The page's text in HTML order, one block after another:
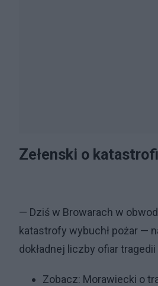
Zełenski o
— Dziś w Browarach w
katastrofy wybuchł pożar —
dokładnej liczby ofiar tragedii
Zobacz: Morawiecki o